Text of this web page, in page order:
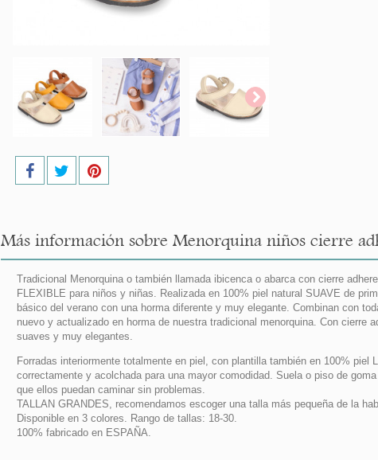
Más información sobre Menorquina niños cierre
Tradicional Menorquina o también llamada ibicenca o abarca con cierre
FLEXIBLE para niños y niñas. Realizada en 100% piel natural SUAVE de
básico del verano con una horma diferente y muy elegante. Combinan con
nuevo y actualizado en horma de nuestra tradicional menorquina. Con cierre
suaves y muy elegantes.
Forradas interiormente totalmente en piel, con plantilla también en 100%
correctamente y acolchada para una mayor comodidad. Suela o piso de
que ellos puedan caminar sin problemas.
TALLAN GRANDES, recomendamos escoger una talla más pequeña de la
Disponible en 3 colores. Rango de tallas: 18-30.
100% fabricado en ESPAÑA.